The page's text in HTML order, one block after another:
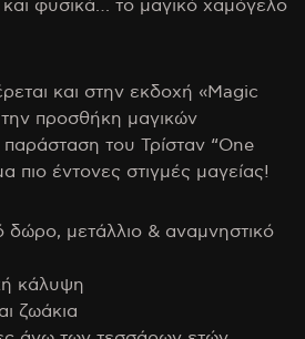
και φυσικά… το μαγικό χαμόγελο
και στην εκδοχή «Magic
προσθήκη μαγικών
του Τρίσταν “One
πιο έντονες στιγμές μαγείας!
δώρο, μετάλλιο & αναμνηστικό
κάλυψη
ζωάκια